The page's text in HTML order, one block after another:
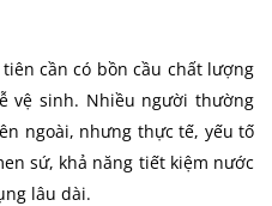
cần có bồn cầu chất lượng
vệ sinh. Nhiều người thường
ngoài, nhưng thực tế, yếu tố
sứ, khả năng tiết kiệm nước
lâu dài.